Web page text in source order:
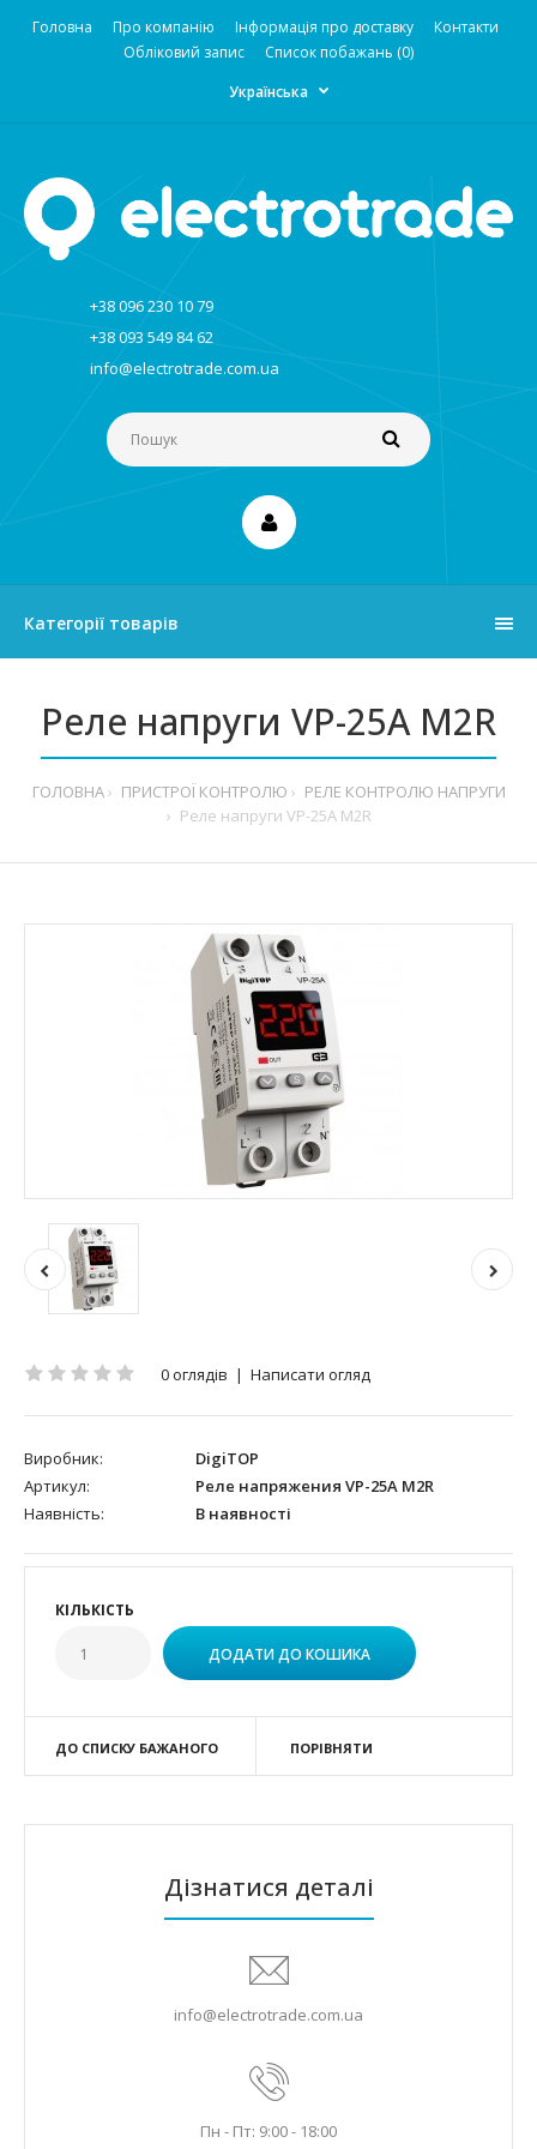
Головна Про компанію Інформація про доставку
Контакти
Обліковий запис
Список побажань (0)
Українська
+38 096 230 10 79
+38 093 549 84 62
info@electrotrade.com.ua
Категорії товарів
Реле напруги VP-25A M2R
ГОЛОВНА ПРИСТРОЇ КОНТРОЛЮ
РЕЛЕ КОНТРОЛЮ НАПРУГИ
Реле напруги VP-25A M2R
0 оглядів | Написати огляд
Виробник:
DigiTOP
Артикул:
Реле напряжения VP-25A M2R
Наявність:
В наявності
КІЛЬКІСТЬ
ДО СПИСКУ БАЖАНОГО ПОРІВНЯТИ
Дізнатися деталі
info@electrotrade.com.ua
Пн - Пт: 9:00 - 18:00